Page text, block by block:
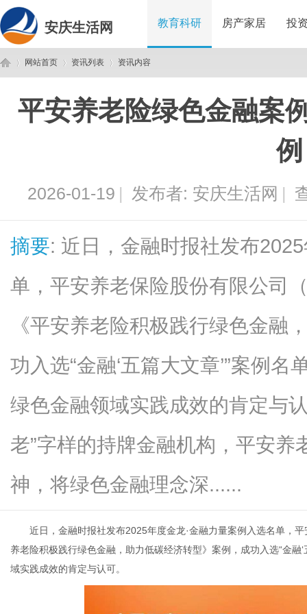
安庆生活网 教育科研 房产家居 投
网站首页
›
资讯列表 资讯内容
平安养老险绿色金融案
例
2026-01-19 | 发布者: 安庆生活网 |
摘要: 近日，金融时报社发布
单，平安养老保险股份有限公司
《平安养老险积极践行绿色金融
功入选“金融‘五篇大文章’”案例
绿色金融领域实践成效的肯定与
老”字样的持牌金融机构，平安
神，将绿色金融理念深......
近日，金融时报社发布2025年度金龙·金融力量案例入选名单，平
养老险积极践行绿色金融，助力低碳经济转型》案例，成功入选“金融
域实践成效的肯定与认可。